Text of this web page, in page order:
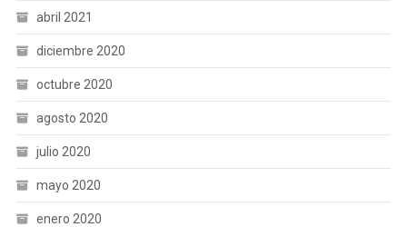
abril 2021
diciembre 2020
octubre 2020
agosto 2020
julio 2020
mayo 2020
enero 2020